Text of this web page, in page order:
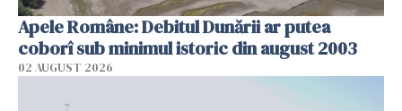
Apele Române: Debitul Dunării ar putea
coborî sub minimul istoric din august 2003
02 AUGUST 2026